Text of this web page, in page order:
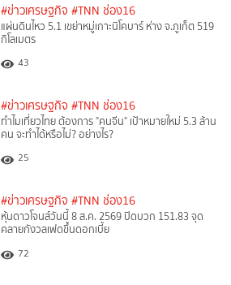
#ข่าวเศรษฐกิจ #TNN ช่อง16
แผ่นดินไหว 5.1 เขย่าหมู่เกาะนิโคบาร์ ห่าง จ.ภูเก็ต 519
กิโลเมตร
43
#ข่าวเศรษฐกิจ #TNN ช่อง16
ทำไมเที่ยวไทย ต้องการ "คนจีน" เป้าหมายใหม่ 5.3 ล้าน
คน จะทำได้หรือไม่? อย่างไร?
25
#ข่าวเศรษฐกิจ #TNN ช่อง16
หุ้นดาวโจนส์วันนี้ 8 ส.ค. 2569 ปิดบวก 151.83 จุด
คลายกังวลเฟดขึ้นดอกเบี้ย
72